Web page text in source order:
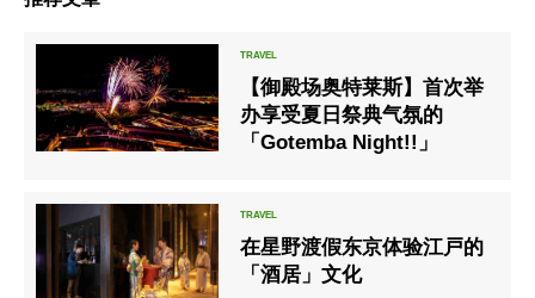
【御殿场奥特莱斯】首次举
办享受夏日祭典气氛的
「Gotemba Night!!」
在星野渡假东京体验江戸的
「酒居」文化